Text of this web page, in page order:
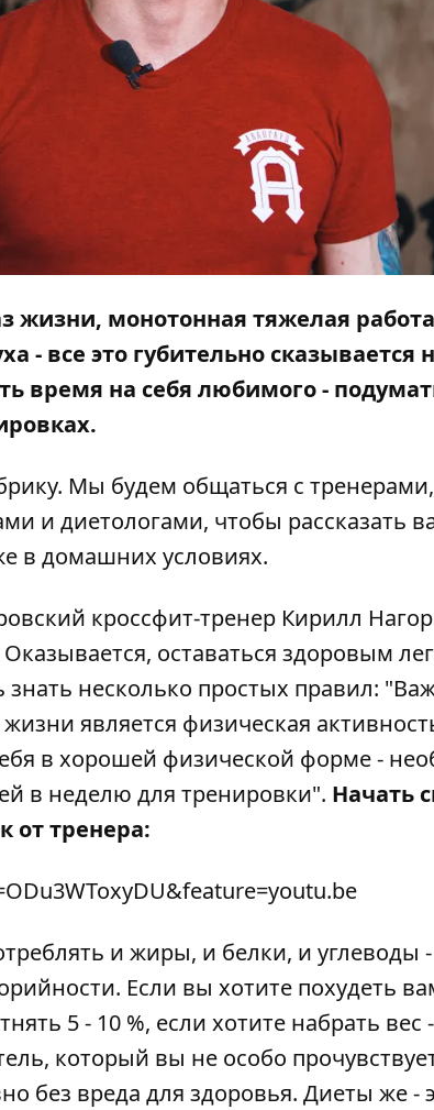
жизни, монотонная тяжелая
- все это губительно
время на себя любимого -
Мы будем общаться с тренерами,
и диетологами, чтобы рассказать
в домашних условиях.
кроссфит-тренер Кирилл
Оказывается, оставаться здоровым
несколько простых правил:
является физическая
в хорошей физической форме -
в неделю для тренировки". Начать
от тренера:
и жиры, и белки, и углеводы -
Если вы хотите похудеть
5 - 10 %, если хотите набрать
который вы не особо
без вреда для здоровья. Диеты же -